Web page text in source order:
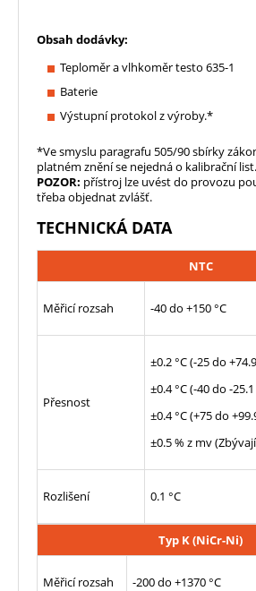
Obsah dodávky:
Teploměr a vlhkoměr testo 635-1
Baterie
Výstupní protokol z výroby.*
*Ve smyslu paragrafu 505/90 sbírky
platném znění se nejedná o kalibrační list.
POZOR: přístroj lze uvést do provozu
třeba objednat zvlášť.
TECHNICKÁ DATA
NTC
Měřicí rozsah -40 do +150 °C
Přesnost
±0.2 °C (-25 do
±0.4 °C (-40 do -25.1
±0.4 °C (+75 do
±0.5 % z mv
Rozlišení 0.1 °C
Typ K (NiCr-Ni)
Měřicí rozsah -200 do +1370 °C